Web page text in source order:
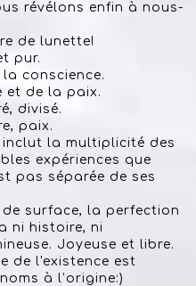
révélons enfin à nous-
de lunette!
pur.
conscience.
et de la paix.
divisé.
paix.
inclut la multiplicité des
expériences que
pas séparée de ses
surface, la perfection
ni histoire, ni
Joyeuse et libre.
de l'existence est
à l’origine:)